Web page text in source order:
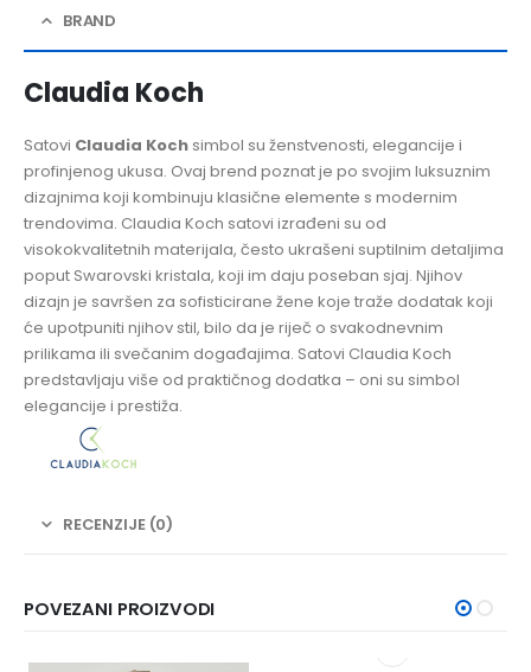
BRAND
Claudia Koch
Satovi Claudia Koch simbol su ženstvenosti, elegancije i
profinjenog ukusa. Ovaj brend poznat je po svojim luksuznim
dizajnima koji kombinuju klasične elemente s modernim
trendovima. Claudia Koch satovi izrađeni su od
visokokvalitetnih materijala, često ukrašeni suptilnim detaljima
poput Swarovski kristala, koji im daju poseban sjaj. Njihov
dizajn je savršen za sofisticirane žene koje traže dodatak koji
će upotpuniti njihov stil, bilo da je riječ o svakodnevnim
prilikama ili svečanim događajima. Satovi Claudia Koch
predstavljaju više od praktičnog dodatka – oni su simbol
elegancije i prestiža.
RECENZIJE (0)
POVEZANI PROIZVODI